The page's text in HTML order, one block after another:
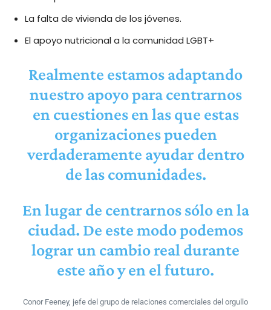
La falta de vivienda de los jóvenes.
El apoyo nutricional a la comunidad LGBT+
Realmente estamos adaptando
nuestro apoyo para centrarnos
en cuestiones en las que estas
organizaciones pueden
verdaderamente ayudar dentro
de las comunidades.
En lugar de centrarnos sólo en la
ciudad. De este modo podemos
lograr un cambio real durante
este año y en el futuro.
Conor Feeney, jefe del grupo de relaciones comerciales del orgullo